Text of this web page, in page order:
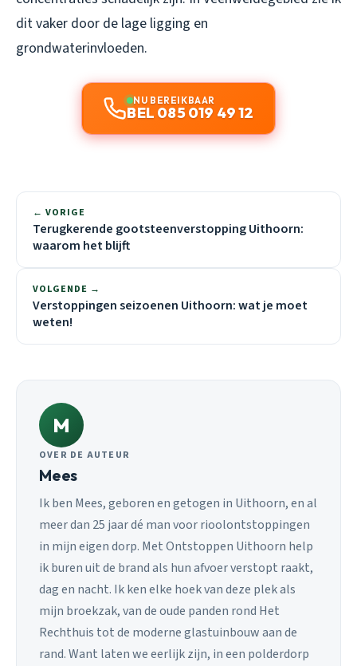
dit vaker door de lage ligging en
grondwaterinvloeden.
NU BEREIKBAAR
BEL 085 019 49 12
← VORIGE
Terugkerende gootsteenverstopping Uithoorn:
waarom het blijft
VOLGENDE →
Verstoppingen seizoenen Uithoorn: wat je moet
weten!
M
OVER DE AUTEUR
Mees
Ik ben Mees, geboren en getogen in Uithoorn, en al
meer dan 25 jaar dé man voor rioolontstoppingen
in mijn eigen dorp. Met Ontstoppen Uithoorn help
ik buren uit de brand als hun afvoer verstopt raakt,
dag en nacht. Ik ken elke hoek van deze plek als
mijn broekzak, van de oude panden rond Het
Rechthuis tot de moderne glastuinbouw aan de
rand. Want laten we eerlijk zijn, in een polderdorp